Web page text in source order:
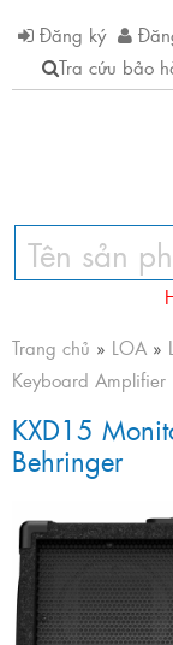
Đăng ký
Tra cứu bảo
Trang chủ » LOA »
Keyboard Amplifier
KXD15
Behringer